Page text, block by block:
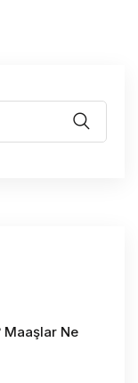
Maaşlar Ne